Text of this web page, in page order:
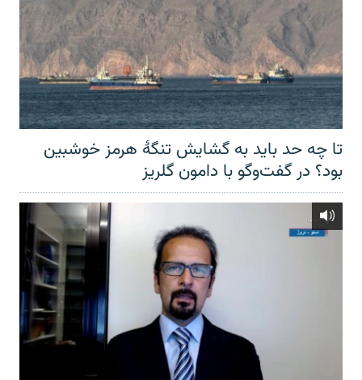
تا چه حد باید به گشایش تنگهٔ هرمز خوشبین
بود؟ در گفت‌وگو با دامون گلریز